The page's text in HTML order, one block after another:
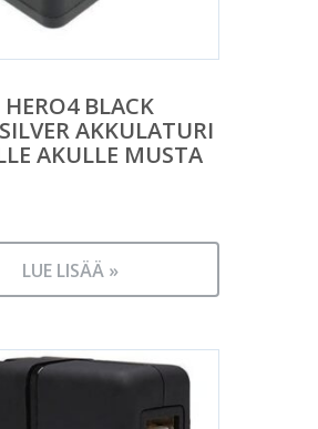
BLACK
AKKULATURI
AKULLE MUSTA
LUE LISÄÄ »